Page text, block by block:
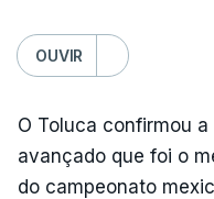
OUVIR
O Toluca confirmou
avançado que foi o
do campeonato